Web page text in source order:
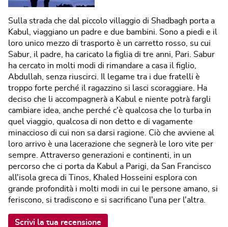
Sulla strada che dal piccolo villaggio di Shadbagh porta a
Kabul, viaggiano un padre e due bambini. Sono a piedi e il
loro unico mezzo di trasporto è un carretto rosso, su cui
Sabur, il padre, ha caricato la figlia di tre anni, Pari. Sabur
ha cercato in molti modi di rimandare a casa il figlio,
Abdullah, senza riuscirci. Il legame tra i due fratelli è
troppo forte perché il ragazzino si lasci scoraggiare. Ha
deciso che li accompagnerà a Kabul e niente potrà fargli
cambiare idea, anche perché c'è qualcosa che lo turba in
quel viaggio, qualcosa di non detto e di vagamente
minaccioso di cui non sa darsi ragione. Ciò che avviene al
loro arrivo è una lacerazione che segnerà le loro vite per
sempre. Attraverso generazioni e continenti, in un
percorso che ci porta da Kabul a Parigi, da San Francisco
all'isola greca di Tinos, Khaled Hosseini esplora con
grande profondità i molti modi in cui le persone amano, si
feriscono, si tradiscono e si sacrificano l'una per l'altra.
Scrivi la tua recensione